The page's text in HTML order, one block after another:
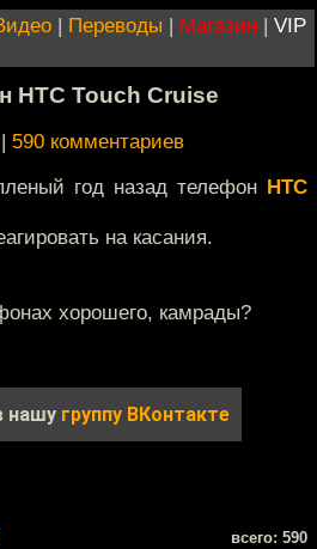
| Переводы | Магазин | VIP
HTC Touch Cruise
| 590 комментариев
год назад телефон HTC
на касания.
хорошего, камрады?
нашу группу ВКонтакте
всего: 590